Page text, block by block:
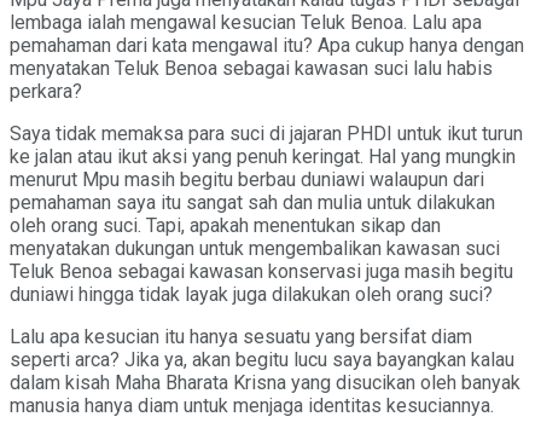
lembaga ialah mengawal kesucian Teluk Benoa. Lalu apa
pemahaman dari kata mengawal itu? Apa cukup hanya dengan
menyatakan Teluk Benoa sebagai kawasan suci lalu habis
perkara?
Saya tidak memaksa para suci di jajaran PHDI untuk ikut turun
ke jalan atau ikut aksi yang penuh keringat. Hal yang mungkin
menurut Mpu masih begitu berbau duniawi walaupun dari
pemahaman saya itu sangat sah dan mulia untuk dilakukan
oleh orang suci. Tapi, apakah menentukan sikap dan
menyatakan dukungan untuk mengembalikan kawasan suci
Teluk Benoa sebagai kawasan konservasi juga masih begitu
duniawi hingga tidak layak juga dilakukan oleh orang suci?
Lalu apa kesucian itu hanya sesuatu yang bersifat diam
seperti arca? Jika ya, akan begitu lucu saya bayangkan kalau
dalam kisah Maha Bharata Krisna yang disucikan oleh banyak
manusia hanya diam untuk menjaga identitas kesuciannya.